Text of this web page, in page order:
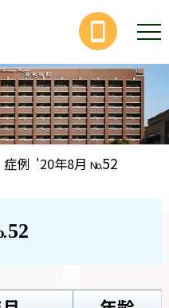
症例 '20年8月 No.52
52